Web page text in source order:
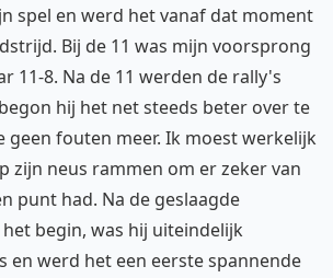
spel en werd het vanaf dat moment
Bij de 11 was mijn voorsprong
11-8. Na de 11 werden de rally's
hij het net steeds beter over te
geen fouten meer. Ik moest werkelijk
zijn neus rammen om er zeker van
punt had. Na de geslaagde
begin, was hij uiteindelijk
en werd het een eerste spannende